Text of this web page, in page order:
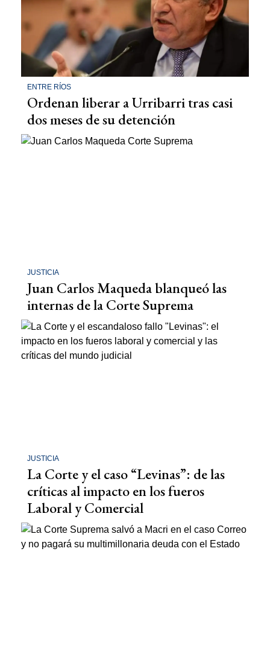
ENTRE RÍOS
Ordenan liberar a Urribarri tras casi
dos meses de su detención
JUSTICIA
Juan Carlos Maqueda blanqueó las
internas de la Corte Suprema
JUSTICIA
La Corte y el caso “Levinas”: de las
críticas al impacto en los fueros
Laboral y Comercial